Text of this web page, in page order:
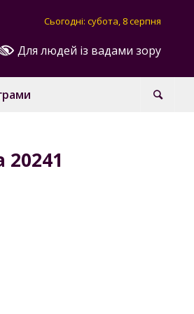
Для людей із вадами зору
Сьогодні: субота, 8 серпня